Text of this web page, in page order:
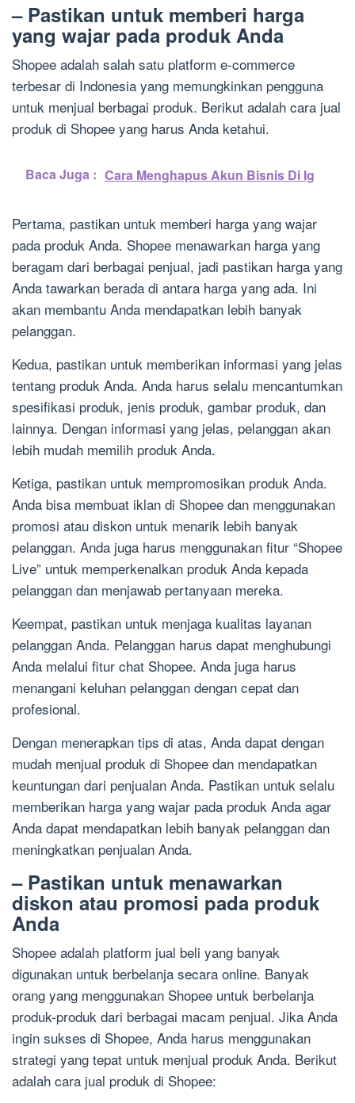
– Pastikan untuk memberi harga
yang wajar pada produk Anda
Shopee adalah salah satu platform e-commerce
terbesar di Indonesia yang memungkinkan pengguna
untuk menjual berbagai produk. Berikut adalah cara jual
produk di Shopee yang harus Anda ketahui.
Baca Juga : Cara Menghapus Akun Bisnis Di Ig
Pertama, pastikan untuk memberi harga yang wajar
pada produk Anda. Shopee menawarkan harga yang
beragam dari berbagai penjual, jadi pastikan harga yang
Anda tawarkan berada di antara harga yang ada. Ini
akan membantu Anda mendapatkan lebih banyak
pelanggan.
Kedua, pastikan untuk memberikan informasi yang jelas
tentang produk Anda. Anda harus selalu mencantumkan
spesifikasi produk, jenis produk, gambar produk, dan
lainnya. Dengan informasi yang jelas, pelanggan akan
lebih mudah memilih produk Anda.
Ketiga, pastikan untuk mempromosikan produk Anda.
Anda bisa membuat iklan di Shopee dan menggunakan
promosi atau diskon untuk menarik lebih banyak
pelanggan. Anda juga harus menggunakan fitur “Shopee
Live” untuk memperkenalkan produk Anda kepada
pelanggan dan menjawab pertanyaan mereka.
Keempat, pastikan untuk menjaga kualitas layanan
pelanggan Anda. Pelanggan harus dapat menghubungi
Anda melalui fitur chat Shopee. Anda juga harus
menangani keluhan pelanggan dengan cepat dan
profesional.
Dengan menerapkan tips di atas, Anda dapat dengan
mudah menjual produk di Shopee dan mendapatkan
keuntungan dari penjualan Anda. Pastikan untuk selalu
memberikan harga yang wajar pada produk Anda agar
Anda dapat mendapatkan lebih banyak pelanggan dan
meningkatkan penjualan Anda.
– Pastikan untuk menawarkan
diskon atau promosi pada produk
Anda
Shopee adalah platform jual beli yang banyak
digunakan untuk berbelanja secara online. Banyak
orang yang menggunakan Shopee untuk berbelanja
produk-produk dari berbagai macam penjual. Jika Anda
ingin sukses di Shopee, Anda harus menggunakan
strategi yang tepat untuk menjual produk Anda. Berikut
adalah cara jual produk di Shopee: